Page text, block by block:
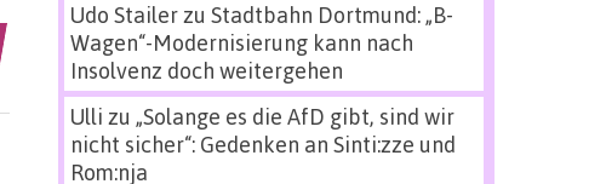
Udo Stailerzu Stadtbahn Dortmund: „B-
Wagen“-Modernisierung kann nach
Insolvenz doch weitergehen
Ulli zu „Solange es die AfD gibt, sind wir
nicht sicher“: Gedenken an Sinti:zze und
Rom:nja